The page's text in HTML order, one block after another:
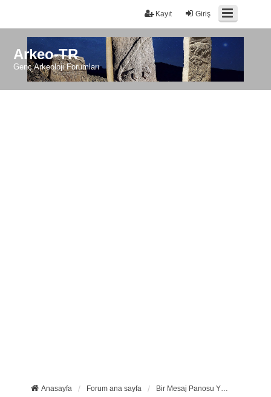
Giriş
Kayıt
Arkeo-TR
Genç Arkeoloji Forumları
Anasayfa Forum ana sayfa Bir Mesaj Panosu Yöneticisi ile iletişime geçin